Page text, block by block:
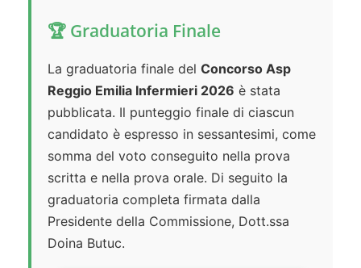
🏆 Graduatoria Finale
La graduatoria finale del Concorso Asp
Reggio Emilia Infermieri 2026 è stata
pubblicata. Il punteggio finale di ciascun
candidato è espresso in sessantesimi, come
somma del voto conseguito nella prova
scritta e nella prova orale. Di seguito la
graduatoria completa firmata dalla
Presidente della Commissione, Dott.ssa
Doina Butuc.